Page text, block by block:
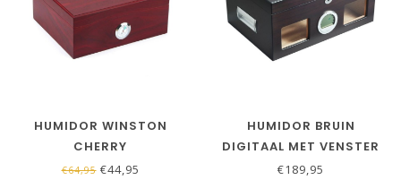
HUMIDOR WINSTON
CHERRY
€64,95€44,95
HUMIDOR BRUIN
DIGITAAL MET VENSTER
€189,95